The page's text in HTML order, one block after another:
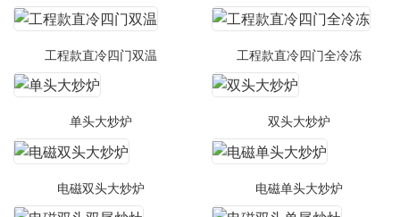
工程款直冷四门双温 工程款直冷四门全冷冻
单头大炒炉 双头大炒炉
电磁双头大炒炉 电磁单头大炒炉